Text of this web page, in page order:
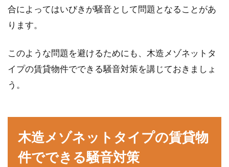
これから住宅を建てようと検討中でも、「構造
合によってはいびきが騒音として問題となることがあ
ります。
このような問題を避けるためにも、木造メゾネットタ
イプの賃貸物件でできる騒音対策を講じておきましょ
う。
木造メゾネットタイプの賃貸物
件でできる騒音対策